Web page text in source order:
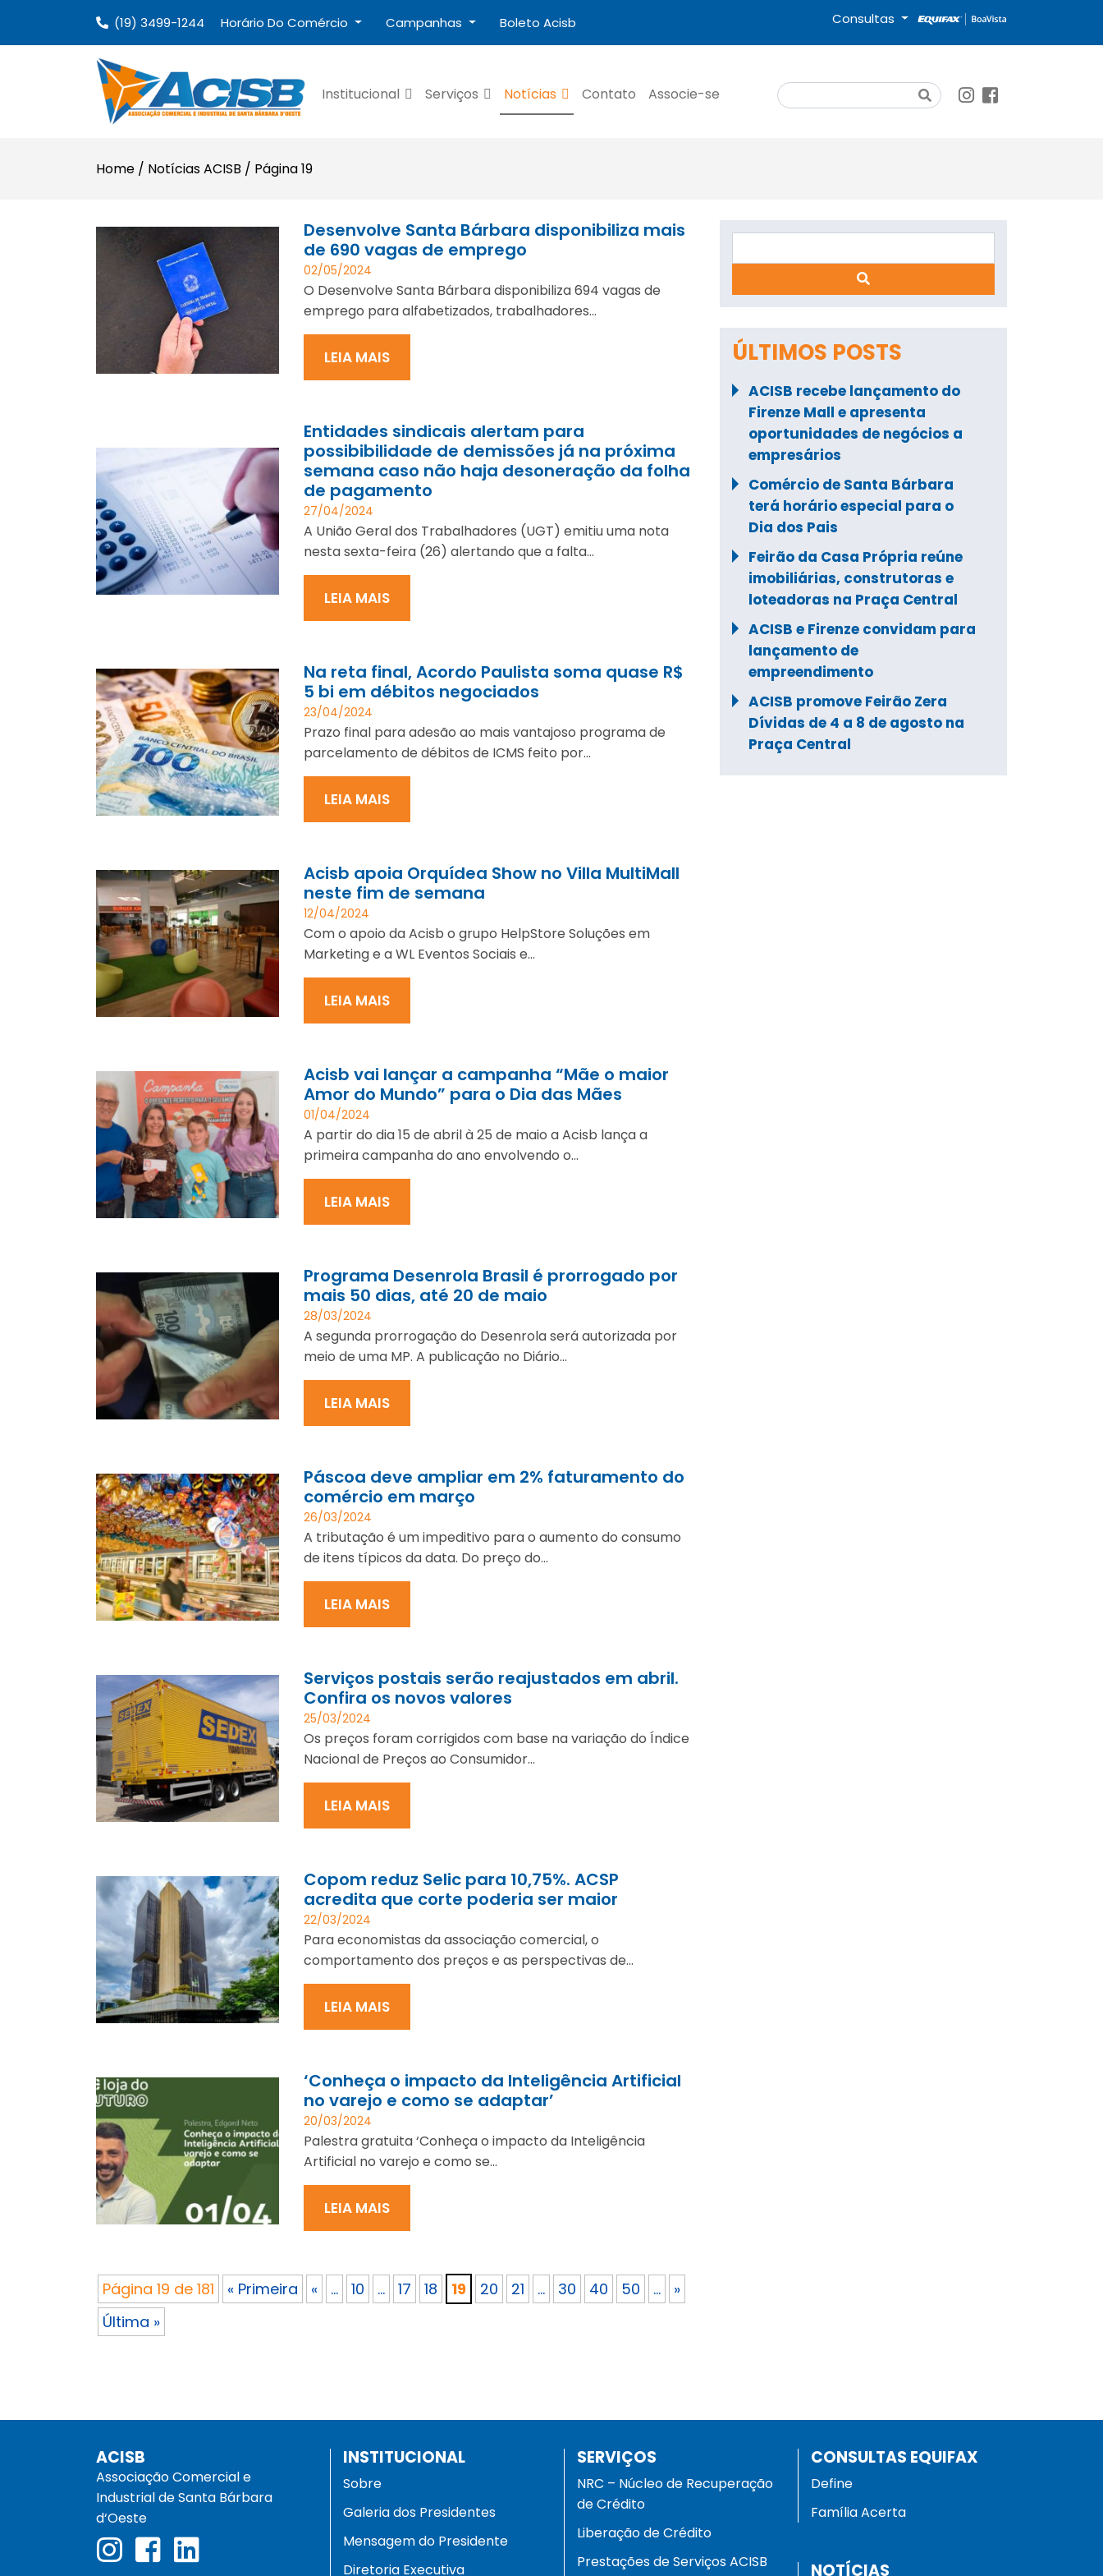
(19) 3499-1244 Horário Do Comércio Campanhas Boleto Acisb Consultas
Institucional Serviços Notícias Contato Associe-se Search
Home / Notícias ACISB / Página 19
Desenvolve Santa Bárbara disponibiliza mais
de 690 vagas de emprego
02/05/2024
O Desenvolve Santa Bárbara disponibiliza 694 vagas de
emprego para alfabetizados, trabalhadores...
LEIA MAIS
Entidades sindicais alertam para
possibibilidade de demissões já na próxima
semana caso não haja desoneração da folha
de pagamento
27/04/2024
A União Geral dos Trabalhadores (UGT) emitiu uma nota
nesta sexta-feira (26) alertando que a falta...
LEIA MAIS
Na reta final, Acordo Paulista soma quase R$
5 bi em débitos negociados
23/04/2024
Prazo final para adesão ao mais vantajoso programa de
parcelamento de débitos de ICMS feito por...
LEIA MAIS
Acisb apoia Orquídea Show no Villa MultiMall
neste fim de semana
12/04/2024
Com o apoio da Acisb o grupo HelpStore Soluções em
Marketing e a WL Eventos Sociais e...
LEIA MAIS
Acisb vai lançar a campanha “Mãe o maior
Amor do Mundo” para o Dia das Mães
01/04/2024
A partir do dia 15 de abril à 25 de maio a Acisb lança a
primeira campanha do ano envolvendo o...
LEIA MAIS
Programa Desenrola Brasil é prorrogado por
mais 50 dias, até 20 de maio
28/03/2024
A segunda prorrogação do Desenrola será autorizada por
meio de uma MP. A publicação no Diário...
LEIA MAIS
Páscoa deve ampliar em 2% faturamento do
comércio em março
26/03/2024
A tributação é um impeditivo para o aumento do consumo
de itens típicos da data. Do preço do...
LEIA MAIS
Serviços postais serão reajustados em abril.
Confira os novos valores
25/03/2024
Os preços foram corrigidos com base na variação do Índice
Nacional de Preços ao Consumidor...
LEIA MAIS
Copom reduz Selic para 10,75%. ACSP
acredita que corte poderia ser maior
22/03/2024
Para economistas da associação comercial, o
comportamento dos preços e as perspectivas de...
LEIA MAIS
‘Conheça o impacto da Inteligência Artificial
no varejo e como se adaptar’
20/03/2024
Palestra gratuita ‘Conheça o impacto da Inteligência
Artificial no varejo e como se...
LEIA MAIS
Página 19 de 181 « Primeira « ... 10 ... 17 18 19 20 21 ... 30 40 50 ...
»
Última »
ÚLTIMOS POSTS
ACISB recebe lançamento do
Firenze Mall e apresenta
oportunidades de negócios a
empresários
Comércio de Santa Bárbara
terá horário especial para o
Dia dos Pais
Feirão da Casa Própria reúne
imobiliárias, construtoras e
loteadoras na Praça Central
ACISB e Firenze convidam para
lançamento de
empreendimento
ACISB promove Feirão Zera
Dívidas de 4 a 8 de agosto na
Praça Central
ACISB
Associação Comercial e
Industrial de Santa Bárbara
d‘Oeste
INSTITUCIONAL
Sobre
Galeria dos Presidentes
Mensagem do Presidente
Diretoria Executiva
SERVIÇOS
NRC – Núcleo de Recuperação
de Crédito
Liberação de Crédito
Prestações de Serviços ACISB
CONSULTAS EQUIFAX
Define
Família Acerta
NOTÍCIAS